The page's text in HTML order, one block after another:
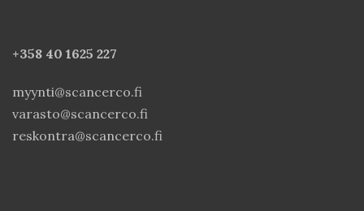
+358 40 1625 227
myynti@scancerco.fi
varasto@scancerco.fi
reskontra@scancerco.fi